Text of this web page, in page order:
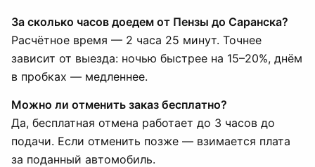
За сколько часов доедем от Пензы до Саранска?
Расчётное время — 2 часа 25 минут. Точнее
зависит от выезда: ночью быстрее на 15–20%, днём
в пробках — медленнее.
Можно ли отменить заказ бесплатно?
Да, бесплатная отмена работает до 3 часов до
подачи. Если отменить позже — взимается плата
за поданный автомобиль.